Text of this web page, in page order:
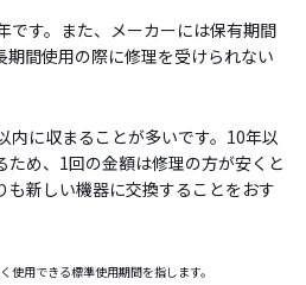
です。また、メーカーには保有期間
期間使用の際に修理を受けられない
内に収まることが多いです。10年以
ため、1回の金額は修理の方が安くと
も新しい機器に交換することをおす
用できる標準使用期間を指します。